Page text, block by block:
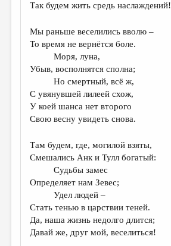
СТРАНИЦЫ ПАМЯТИ
ОБЪЯВЛЕНИЯ
КОЛОНКА РЕДАКТОРА
РЕДКОЛЛЕГИЯ
ОТ РЕДАКЦИИ
МАЛАЯ ПРОЗА
ЭССЕИСТИКА
ЛИТЕРАТУРОВЕДЕНИЕ
КУЛЬТУРОВЕДЕНИЕ
ПУБЛИЦИСТИКА
РЕЦЕНЗИРОВАНИЕ
Так будем жить средь наслаждений!
Мы раньше веселились вволю –
То время не вернётся боле.
Моря, луна,
Убыв, восполнятся сполна;
Но смертный, всё ж,
С увянувшей лилеей схож,
У коей шанса нет второго
Свою весну увидеть снова.
Там будем, где, могилой взяты,
Смешались Анк и Тулл богатый:
Судьбы замес
Определяет нам Зевес;
Удел людей –
Стать тенью в царствии теней.
Да, наша жизнь недолго длится;
Давай же, друг мой, веселиться!